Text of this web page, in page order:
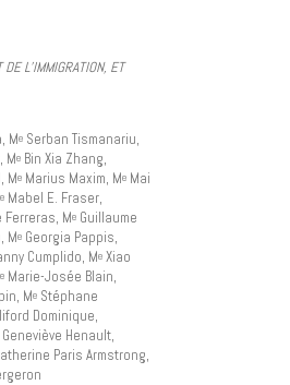
L’IMMIGRATION, ET
Me Serban Tismanariu,
Me Bin Xia Zhang,
Me Marius Maxim, Me Mai
e Mabel E. Fraser,
Ferreras, Me Guillaume
Me Georgia Pappis,
Cumplido, Me Xiao
e Marie-Josée Blain,
Me Stéphane
Dominique,
Geneviève Henault,
Paris Armstrong,